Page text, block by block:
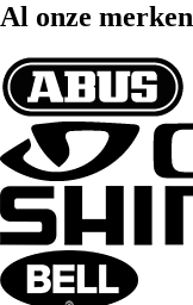
Al onze merken